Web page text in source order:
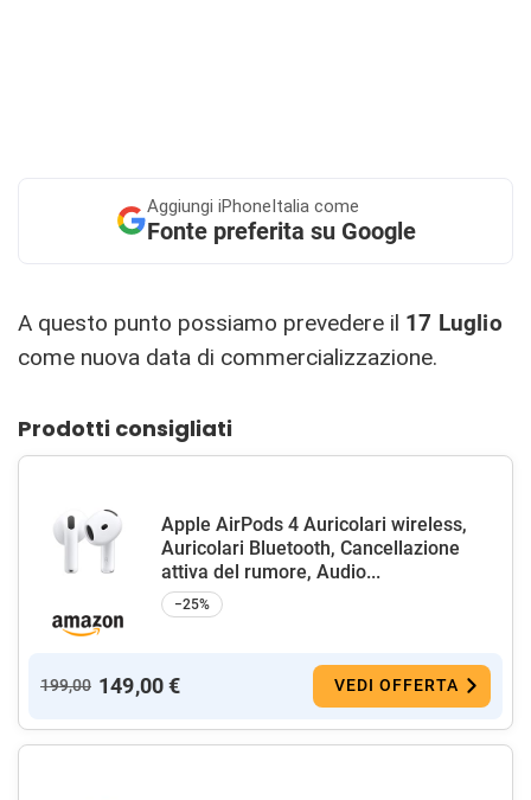
Aggiungi iPhoneItalia come
Fonte preferita su Google
A questo punto possiamo prevedere il 17 Luglio
come nuova data di commercializzazione.
Prodotti consigliati
Apple AirPods 4 Auricolari wireless,
Auricolari Bluetooth, Cancellazione
attiva del rumore, Audio...
−25%
199,00 149,00 € VEDI OFFERTA